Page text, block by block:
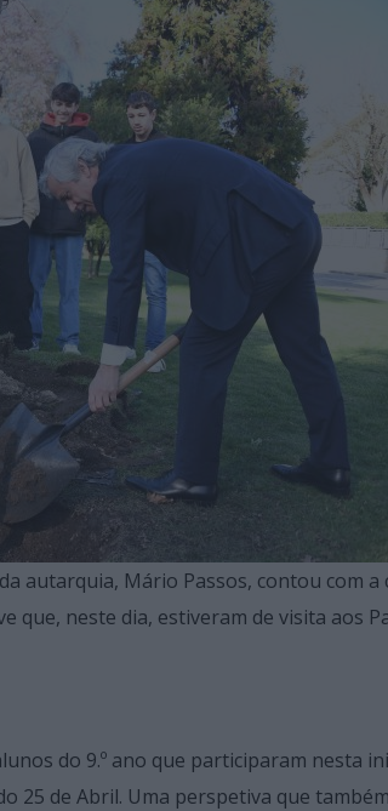
autarquia, Mário Passos, contou com a
que, neste dia, estiveram de visita aos
do 9.º ano que participaram nesta
25 de Abril. Uma perspetiva que